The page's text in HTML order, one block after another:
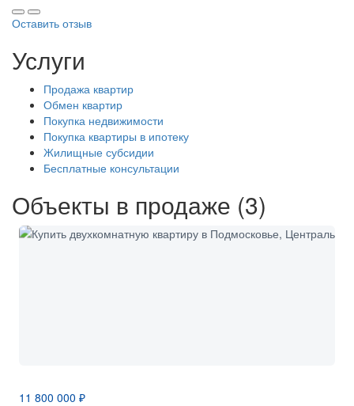
Оставить отзыв
Услуги
Продажа квартир
Обмен квартир
Покупка недвижимости
Покупка квартиры в ипотеку
Жилищные субсидии
Бесплатные консультации
Объекты в продаже (3)
11 800 000 ₽